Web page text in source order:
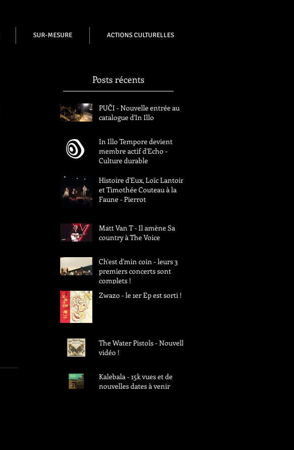
SUR-MESURE ACTIONS CULTURELLES
Posts récents
PUČI - Nouvelle entrée au
catalogue d'In Illo
In Illo Tempore devient
membre actif d'Echo -
Culture durable
Histoire d'Eux, Loïc Lantoine
et Timothée Couteau à la
Faune - Pierrot
Matt Van T - Il amène Sa
country à The Voice
Ch'est d'min coin - leurs 3
premiers concerts sont
complets !
Zwazo - le 1er Ep est sorti !
The Water Pistols - Nouvelle
vidéo !
Kalebala - 15k vues et de
nouvelles dates à venir